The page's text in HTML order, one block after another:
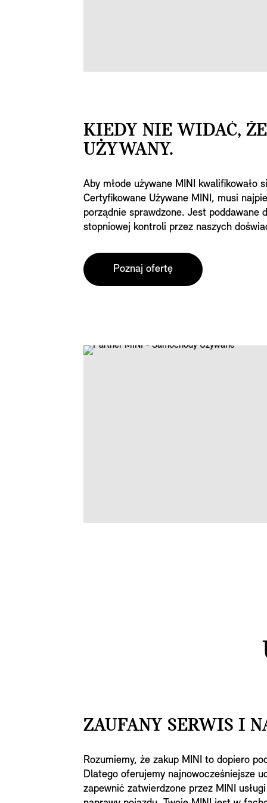
KIEDY NIE WIDAĆ,
UŻYWANY.
Aby młode używane MINI kwalifikowało
Certyfikowane Używane MINI, musi
porządnie sprawdzone. Jest poddawane
stopniowej kontroli przez naszych
Poznaj ofertę
ZAUFANY SERWIS I
Rozumiemy, że zakup MINI to dopiero
Dlatego oferujemy najnowocześniejsze
zapewnić zatwierdzone przez MINI